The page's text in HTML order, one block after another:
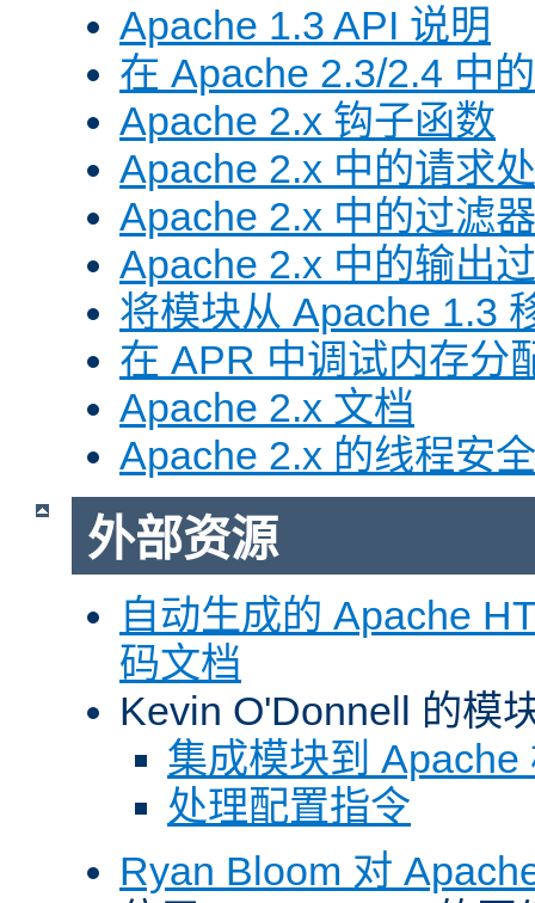
Apache 1.3 API 说明
在 Apache 2.3/2.4 中
Apache 2.x 钩子函数
Apache 2.x 中的请求
Apache 2.x 中的过滤器
Apache 2.x 中的输出
将模块从 Apache 1.3
在 APR 中调试内存分
Apache 2.x 文档
Apache 2.x 的线程安
外部资源
自动生成的 Apache
码文档
Kevin O'Donnell 的模
集成模块到 Apache
处理配置指令
Ryan Bloom 对